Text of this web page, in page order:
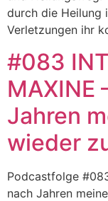
durch die Heilung
Verletzungen ihr
#083
MAXINE
Jahren
wieder
Podcastfolge
nach Jahren